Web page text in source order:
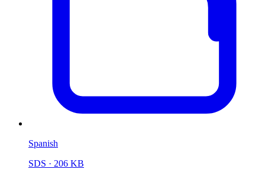
Spanish
SDS · 206 KB